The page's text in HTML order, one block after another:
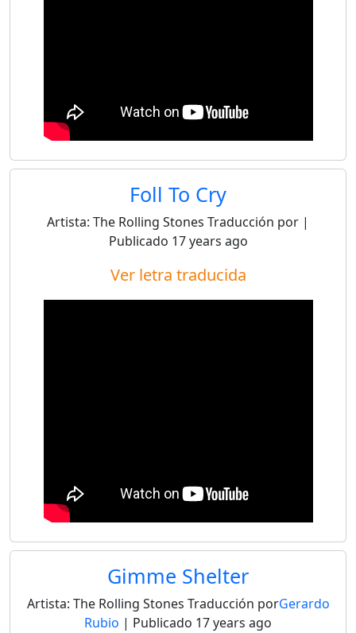
Foll To Cry
Artista: The Rolling Stones Traducción por |
Publicado 17 years ago
Ver letra traducida
Gimme Shelter
Artista: The Rolling Stones Traducción porGerardo
Rubio | Publicado 17 years ago